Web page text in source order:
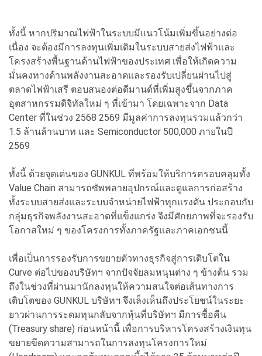
ทั้งนี้ หากปริมาณไฟฟ้าในระบบมีแนวโน้มเพิ่มขึ้นอย่างต่อ
เนื่อง จะต้องมีการลงทุนเพิ่มเติมในระบบสายส่งไฟฟ้าและ
โครงสร้างพื้นฐานด้านไฟฟ้าของประเทศ เพื่อให้เกิดความ
มั่นคงทางด้านพลังงานสะอาดและรองรับเปลี่ยนผ่านไปสู่
ตลาดไฟฟ้าเสรี ตอบสนองต่อดีมานด์ที่เพิ่มสูงขึ้นจากภาค
อุตสาหกรรมดิจิทัลใหม่ ๆ ที่เข้ามา โดยเฉพาะจาก Data
Center ที่ในช่วง 2568 2569 มีมูลค่าการลงทุนรวมแล้วกว่า
1.5 ล้านล้านบาท และ Semiconductor 500,000 ภายในปี
2569
ทั้งนี้ ด้วยจุดเด่นของ GUNKUL ที่พร้อมให้บริการครอบคลุมทั้ง
Value Chain สามารถซัพพลายอุปกรณ์และดูแลการก่อสร้าง
ทั้งระบบสายส่งและระบบจำหน่ายไฟฟ้าทุกแรงดัน ประกอบกับ
กลุ่มธุรกิจพลังงานสะอาดที่แข็งแกร่ง จึงมีศักยภาพที่จะรองรับ
โอกาสใหม่ ๆ ของโครงการทั้งภาครัฐและภาคเอกชนนี้
เพื่อเป็นการรองรับการขยายตัวทางธุรกิจสู่การเติบโตใน
Curve ต่อไปของบริษัทฯ จากปัจจัยลมหนุนต่าง ๆ ข้างต้น รวม
ถึงในช่วงที่ผ่านมานักลงทุนให้ความสนใจต่อเส้นทางการ
เติบโตของ GUNKUL บริษัทฯ จึงเล็งเห็นถึงประโยชน์ในระยะ
ยาวผ่านการระดมทุนกลับจากหุ้นที่บริษัทฯ มีการซื้อคืน
(Treasury share) ก่อนหน้านี้ เพื่อการบริหารโครงสร้างเงินทุน
ขยายขีดความสามารถในการลงทุนโครงการใหม่